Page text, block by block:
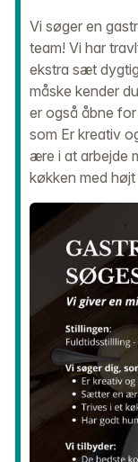
Vi søger en
team! Vi har
ekstra sæt
måske kender
er også åbne
som Er kreativ
ære i at arbejde
køkken med